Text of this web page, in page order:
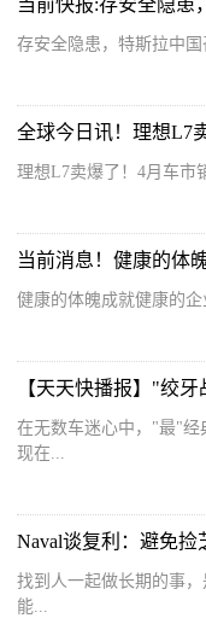
当前快报:存安全隐患
存安全隐患，特斯拉中国
全球今日讯！理想L7
理想L7卖爆了！4月车市
健康的体魄成就健康的
在无数车迷心中，"最"经
现在...
Naval谈复利：避免捡
找到人一起做长期的事
能...